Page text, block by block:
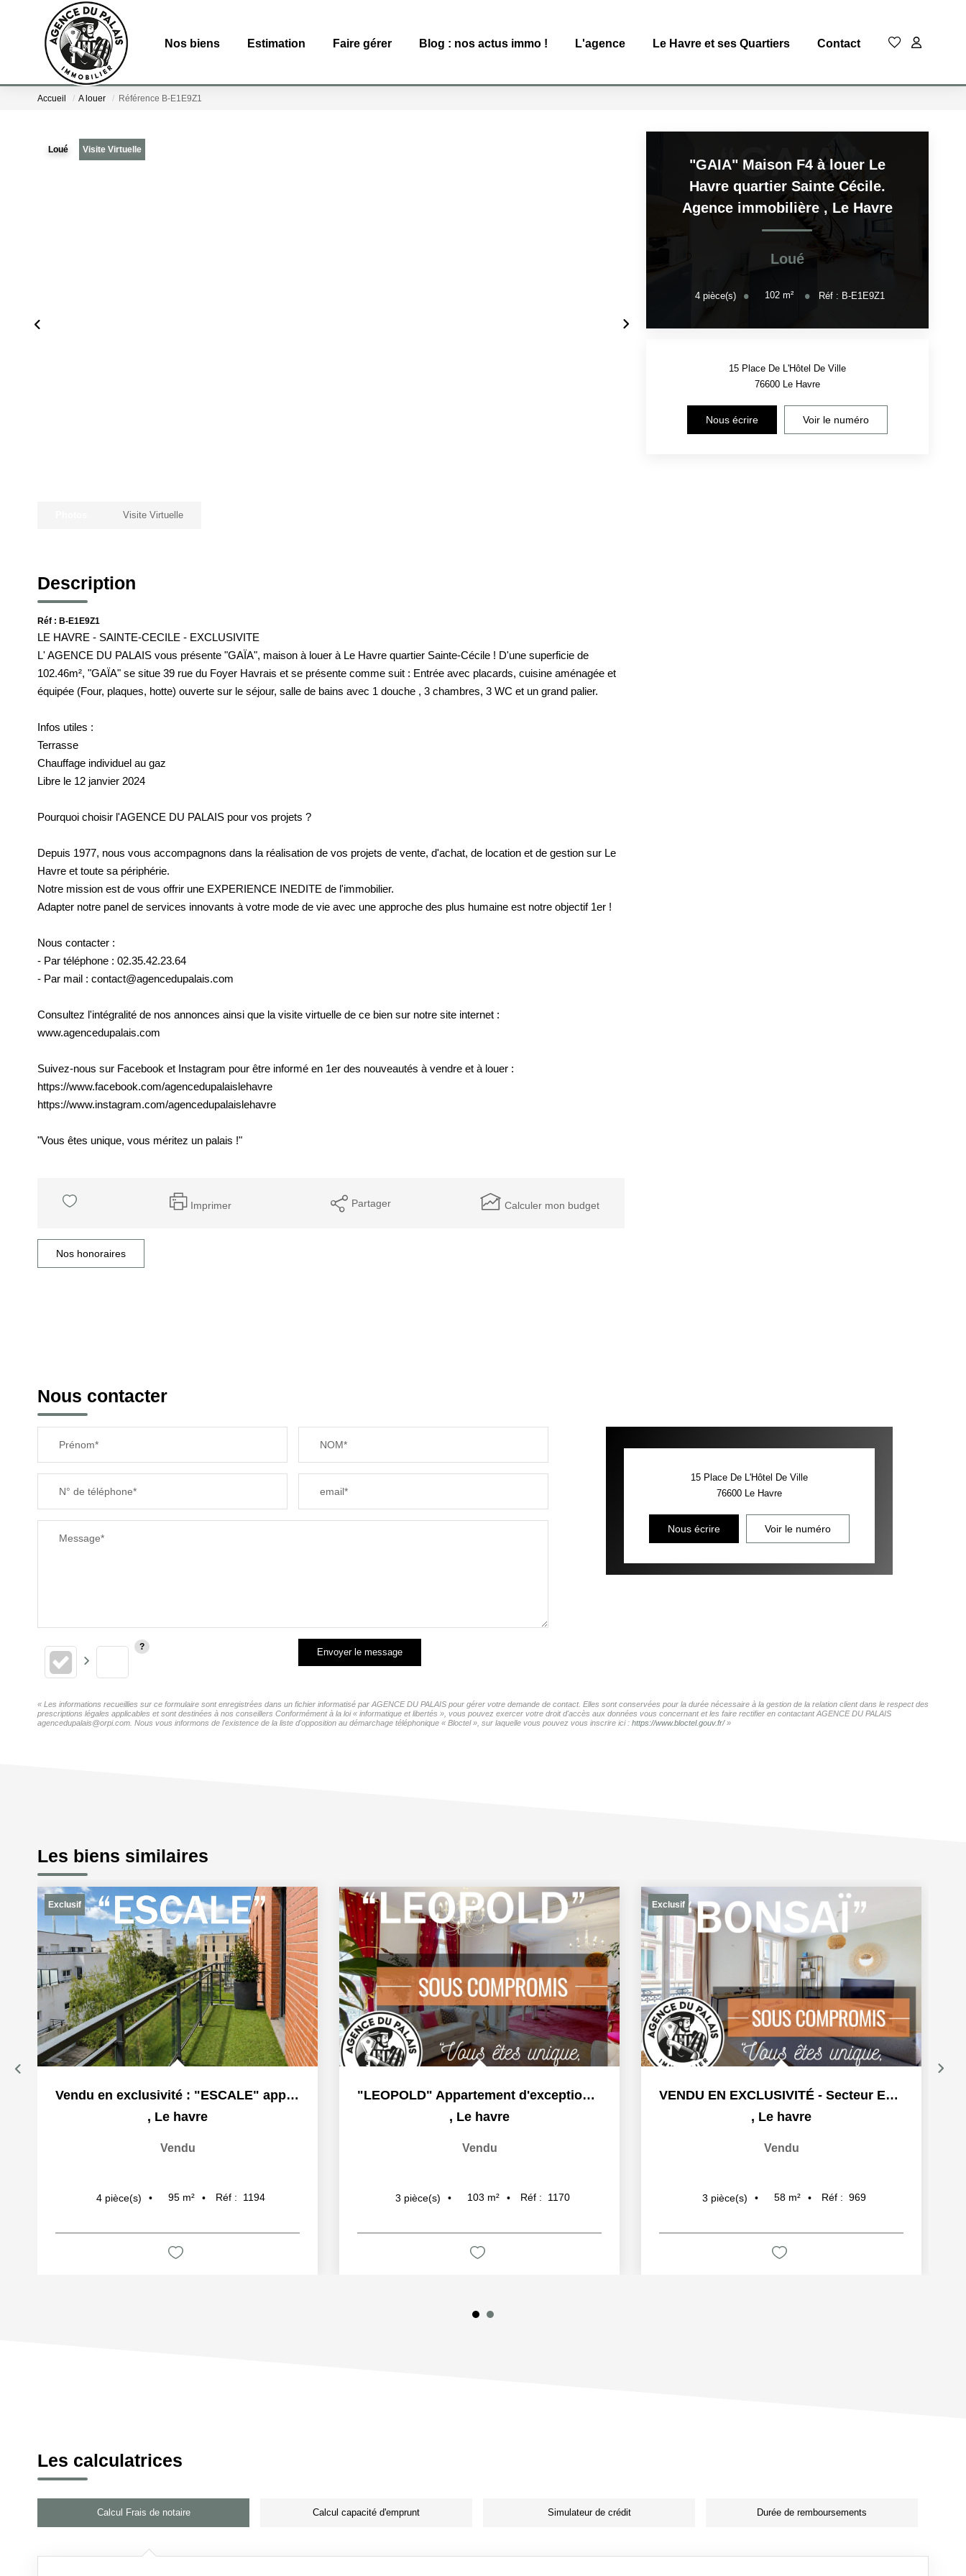
Nos biens Estimation Faire gérer Blog : nos actus immo ! L'agence Le Havre et ses Quartiers Contact
Accueil A louer Référence B-E1E9Z1
Loué Visite Virtuelle
Visite Virtuelle
Description
Réf : B-E1E9Z1
LE HAVRE - SAINTE-CECILE - EXCLUSIVITE
L' AGENCE DU PALAIS vous présente "GAÏA", maison à louer à Le Havre quartier Sainte-Cécile ! D'une superficie de
102.46m², "GAÏA" se situe 39 rue du Foyer Havrais et se présente comme suit : Entrée avec placards, cuisine aménagée et
équipée (Four, plaques, hotte) ouverte sur le séjour, salle de bains avec 1 douche , 3 chambres, 3 WC et un grand palier.
Infos utiles :
Terrasse
Chauffage individuel au gaz
Libre le 12 janvier 2024
Pourquoi choisir l'AGENCE DU PALAIS pour vos projets ?
Depuis 1977, nous vous accompagnons dans la réalisation de vos projets de vente, d'achat, de location et de gestion sur Le
Havre et toute sa périphérie.
Notre mission est de vous offrir une EXPERIENCE INEDITE de l'immobilier.
Adapter notre panel de services innovants à votre mode de vie avec une approche des plus humaine est notre objectif 1er !
Nous contacter :
- Par téléphone : 02.35.42.23.64
- Par mail : contact@agencedupalais.com
Consultez l'intégralité de nos annonces ainsi que la visite virtuelle de ce bien sur notre site internet :
www.agencedupalais.com
Suivez-nous sur Facebook et Instagram pour être informé en 1er des nouveautés à vendre et à louer :
https://www.facebook.com/agencedupalaislehavre
https://www.instagram.com/agencedupalaislehavre
"Vous êtes unique, vous méritez un palais !"
Imprimer Partager Calculer mon budget
Nos honoraires
"GAIA" Maison F4 à louer Le
Havre quartier Sainte Cécile.
Agence immobilière , Le Havre
Loué
4pièce(s) 102m² Réf : B-E1E9Z1
15 Place De L'Hôtel De Ville
76600 Le Havre
Nous écrire Voir le numéro
Nous contacter
Prénom* NOM*
N° de téléphone* email*
Message*
Envoyer le message
15 Place De L'Hôtel De Ville
76600 Le Havre
Nous écrire Voir le numéro
« Les informations recueillies sur ce formulaire sont enregistrées dans un fichier informatisé par AGENCE DU PALAIS pour gérer votre demande de contact. Elles sont conservées pour la durée nécessaire à la gestion de la relation client dans le respect des
prescriptions légales applicables et sont destinées à nos conseillers Conformément à la loi « informatique et libertés », vous pouvez exercer votre droit d'accès aux données vous concernant et les faire rectifier en contactant AGENCE DU PALAIS
agencedupalais@orpi.com. Nous vous informons de l'existence de la liste d'opposition au démarchage téléphonique « Bloctel », sur laquelle vous pouvez vous inscrire ici : https://www.bloctel.gouv.fr/»
Les biens similaires
Exclusif
Vendu en exclusivité : "ESCALE" appartement à Le Havre,...
, Le havre
Vendu
4 pièce(s) 95 m² Réf : 1194
"LEOPOLD" Appartement d'exception vendu en exclusivité....
, Le havre
Vendu
3 pièce(s) 103 m² Réf : 1170
Exclusif
VENDU EN EXCLUSIVITÉ - Secteur Espace Coty, Le Havre (76600)
, Le havre
Vendu
3 pièce(s) 58 m² Réf : 969
Les calculatrices
Calcul Frais de notaire Calcul capacité d'emprunt Simulateur de crédit Durée de remboursements